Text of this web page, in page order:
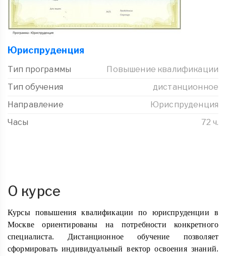
Юриспруденция
Тип программы
Повышение квалификации
Тип обучения
дистанционное
Направление
Юриспруденция
Часы
72 ч.
О курсе
Курсы повышения квалификации по юриспруденции в
Москве ориентированы на потребности конкретного
специалиста. Дистанционное обучение позволяет
сформировать индивидуальный вектор освоения знаний.